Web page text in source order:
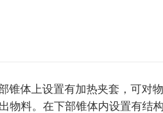
体上设置有加热夹套，可对
物料。在下部锥体内设置有